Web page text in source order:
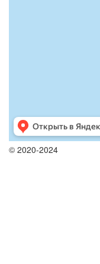
© 2020-2024